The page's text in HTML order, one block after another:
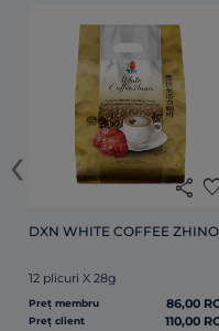
share
DXN WHITE COFFEE ZHINO
12 plicuri X 28g
Preț membru 86,00
Preț client 110,00
‹